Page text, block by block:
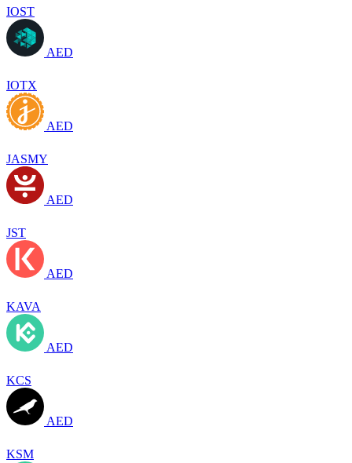
IOST
AED
IOTX
AED
JASMY
AED
JST
AED
KAVA
AED
KCS
AED
KSM